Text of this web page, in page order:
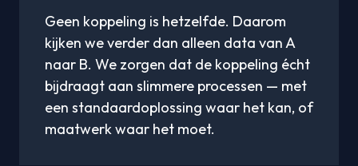
Geen koppeling is hetzelfde. Daarom
kijken we verder dan alleen data van A
naar B. We zorgen dat de koppeling écht
bijdraagt aan slimmere processen — met
een standaardoplossing waar het kan, of
maatwerk waar het moet.